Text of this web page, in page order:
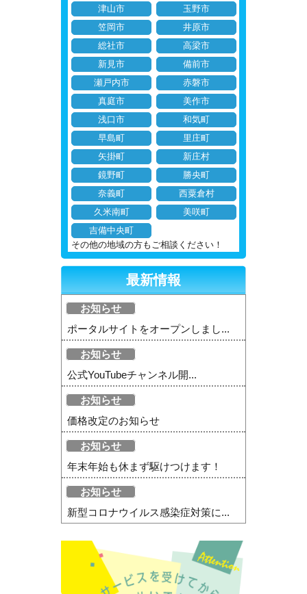
津山市
玉野市
笠岡市
井原市
総社市
高梁市
新見市
備前市
瀬戸内市
赤磐市
真庭市
美作市
浅口市
和気町
早島町
里庄町
矢掛町
新庄村
鏡野町
勝央町
奈義町
西粟倉村
久米南町
美咲町
吉備中央町
その他の地域の方もご相談ください！
最新情報
お知らせ
ポータルサイトをオープンしまし...
お知らせ
公式YouTubeチャンネル開...
お知らせ
価格改定のお知らせ
お知らせ
年末年始も休まず駆けつけます！
お知らせ
新型コロナウイルス感染症対策に...